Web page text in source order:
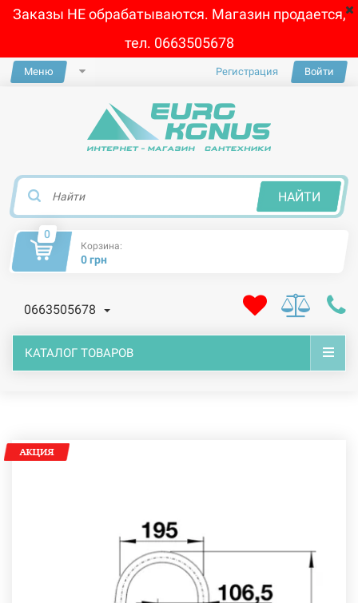
Заказы НЕ обрабатываются. Магазин продается,
тел. 0663505678
Меню Регистрация Войти
НАЙТИ
0
Корзина:
0 грн
0663505678
КАТАЛОГ ТОВАРОВ